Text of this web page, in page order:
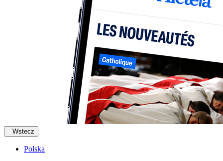
Wstecz
Polska